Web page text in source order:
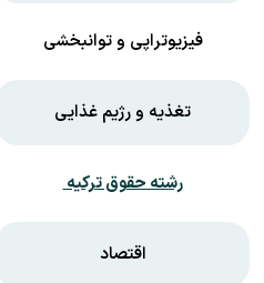
فیزیوتراپی و توانبخشی
تغذیه و رژیم غذایی
رشته حقوق ترکیه
اقتصاد